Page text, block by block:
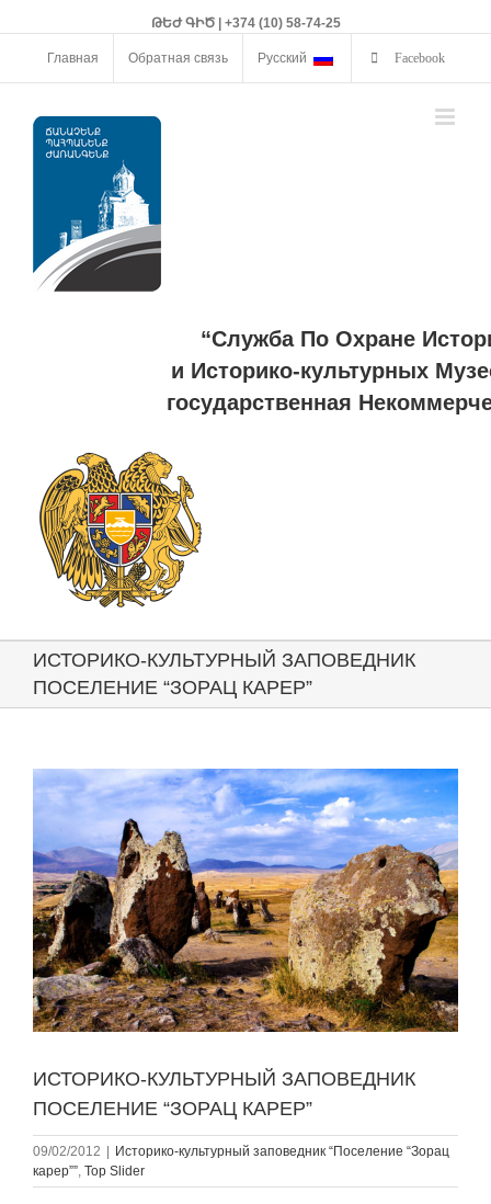
ԹԵԺ ԳԻԾ | +374 (10) 58-74-25
Главная Обратная связь Русский Facebook
“Служба По Охране
и Историко-культурных
государственная
ИСТОРИКО-КУЛЬТУРНЫЙ ЗАПОВЕДНИК
ПОСЕЛЕНИЕ “ЗОРАЦ КАРЕР”
View
ИСТОРИКО-КУЛЬТУРНЫЙ ЗАПОВЕДНИК
ПОСЕЛЕНИЕ “ЗОРАЦ КАРЕР”
09/02/2012
Историко-культурный заповедник “Поселение “Зорац
карер””, Top Slider